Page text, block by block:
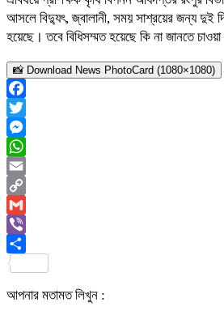
আসলে বিদ্যুৎ, জ্বালানী, সময় সাশ্রয়ের জন্য দুই
হয়েছে। তবে বিধিসম্মত হয়েছে কি না জানতে
📸 Download News PhotoCard (1080×1080)
Facebook
Twitter
Messenger
WhatsApp
Email
Copy
Link
Gmail
Viber
আপনার মতামত লিখুন :